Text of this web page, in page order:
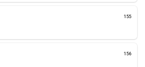
155
156